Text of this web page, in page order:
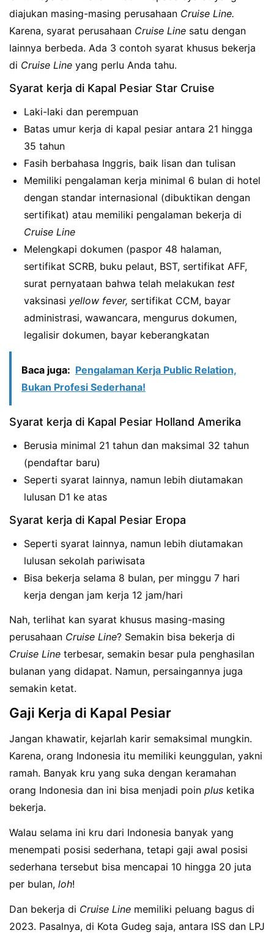
diajukan masing-masing perusahaan Cruise Line.
Karena, syarat perusahaan Cruise Line satu dengan
lainnya berbeda. Ada 3 contoh syarat khusus bekerja
di Cruise Line yang perlu Anda tahu.
Syarat kerja di Kapal Pesiar Star Cruise
Laki-laki dan perempuan
Batas umur kerja di kapal pesiar antara 21 hingga
35 tahun
Fasih berbahasa Inggris, baik lisan dan tulisan
Memiliki pengalaman kerja minimal 6 bulan di hotel
dengan standar internasional (dibuktikan dengan
sertifikat) atau memiliki pengalaman bekerja di
Cruise Line
Melengkapi dokumen (paspor 48 halaman,
sertifikat SCRB, buku pelaut, BST, sertifikat AFF,
surat pernyataan bahwa telah melakukan test
vaksinasi yellow fever, sertifikat CCM, bayar
administrasi, wawancara, mengurus dokumen,
legalisir dokumen, bayar keberangkatan
Baca juga: Pengalaman Kerja Public Relation,
Bukan Profesi Sederhana!
Syarat kerja di Kapal Pesiar Holland Amerika
Berusia minimal 21 tahun dan maksimal 32 tahun
(pendaftar baru)
Seperti syarat lainnya, namun lebih diutamakan
lulusan D1 ke atas
Syarat kerja di Kapal Pesiar Eropa
Seperti syarat lainnya, namun lebih diutamakan
lulusan sekolah pariwisata
Bisa bekerja selama 8 bulan, per minggu 7 hari
kerja dengan jam kerja 12 jam/hari
Nah, terlihat kan syarat khusus masing-masing
perusahaan Cruise Line? Semakin bisa bekerja di
Cruise Line terbesar, semakin besar pula penghasilan
bulanan yang didapat. Namun, persaingannya juga
semakin ketat.
Gaji Kerja di Kapal Pesiar
Jangan khawatir, kejarlah karir semaksimal mungkin.
Karena, orang Indonesia itu memiliki keunggulan, yakni
ramah. Banyak kru yang suka dengan keramahan
orang Indonesia dan ini bisa menjadi poin plus ketika
bekerja.
Walau selama ini kru dari Indonesia banyak yang
menempati posisi sederhana, tetapi gaji awal posisi
sederhana tersebut bisa mencapai 10 hingga 20 juta
per bulan, loh!
Dan bekerja di Cruise Line memiliki peluang bagus di
2023. Pasalnya, di Kota Gudeg saja, antara ISS dan LPJ